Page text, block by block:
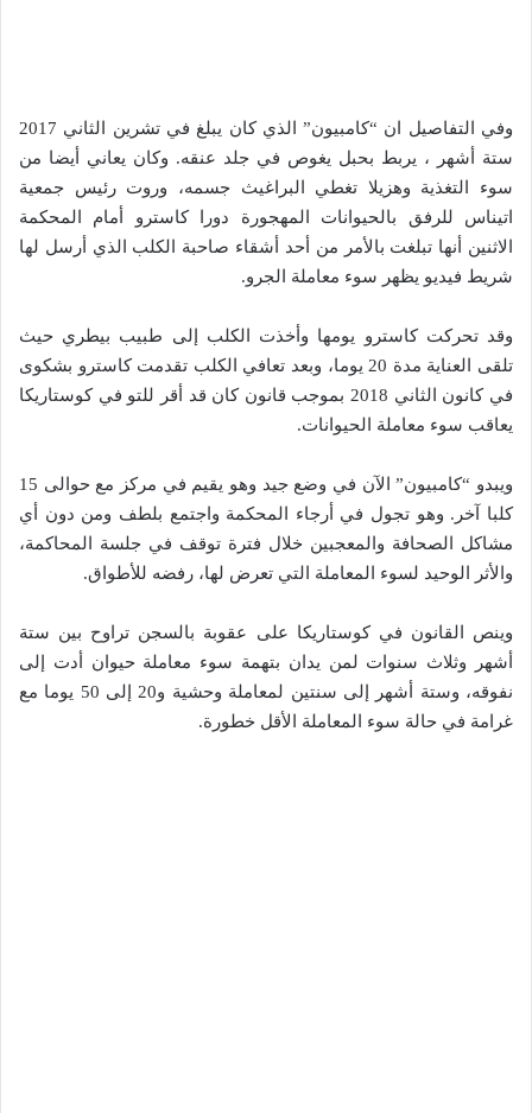
وفي التفاصيل ان “كامبيون” الذي كان يبلغ في تشرين الثاني 2017
ستة أشهر ، يربط بحبل يغوص في جلد عنقه. وكان يعاني أيضا من
سوء التغذية وهزيلا تغطي البراغيث جسمه، وروت رئيس جمعية
اتيناس للرفق بالحيوانات المهجورة دورا كاسترو أمام المحكمة
الاثنين أنها تبلغت بالأمر من أحد أشقاء صاحبة الكلب الذي أرسل لها
شريط فيديو يظهر سوء معاملة الجرو.
وقد تحركت كاسترو يومها وأخذت الكلب إلى طبيب بيطري حيث
تلقى العناية مدة 20 يوما، وبعد تعافي الكلب تقدمت كاسترو بشكوى
في كانون الثاني 2018 بموجب قانون كان قد أقر للتو في كوستاريكا
يعاقب سوء معاملة الحيوانات.
ويبدو “كامبيون” الآن في وضع جيد وهو يقيم في مركز مع حوالى 15
كلبا آخر. وهو تجول في أرجاء المحكمة واجتمع بلطف ومن دون أي
مشاكل الصحافة والمعجبين خلال فترة توقف في جلسة المحاكمة،
والأثر الوحيد لسوء المعاملة التي تعرض لها، رفضه للأطواق.
وينص القانون في كوستاريكا على عقوبة بالسجن تراوح بين ستة
أشهر وثلاث سنوات لمن يدان بتهمة سوء معاملة حيوان أدت إلى
نفوقه، وستة أشهر إلى سنتين لمعاملة وحشية و20 إلى 50 يوما مع
غرامة في حالة سوء المعاملة الأقل خطورة.